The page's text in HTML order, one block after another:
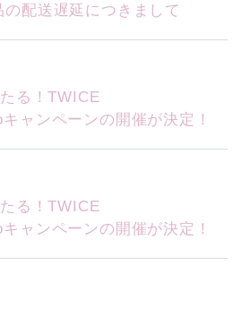
配送遅延につきまして
る！TWICE
ャンペーンの開催が決定！
る！TWICE
ャンペーンの開催が決定！